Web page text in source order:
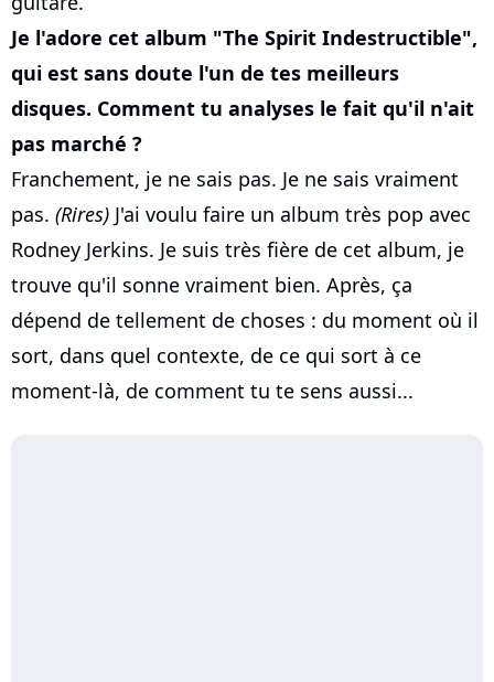
Je l'adore cet album "The Spirit Indestructible",
qui est sans doute l'un de tes meilleurs
disques. Comment tu analyses le fait qu'il n'ait
pas marché ?
Franchement, je ne sais pas. Je ne sais vraiment
pas. (Rires) J'ai voulu faire un album très pop avec
Rodney Jerkins. Je suis très fière de cet album, je
trouve qu'il sonne vraiment bien. Après, ça
dépend de tellement de choses : du moment où il
sort, dans quel contexte, de ce qui sort à ce
moment-là, de comment tu te sens aussi...